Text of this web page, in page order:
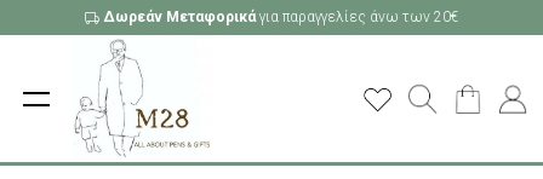
Δωρεάν Μεταφορικάγια παραγγελίες άνω των 20€